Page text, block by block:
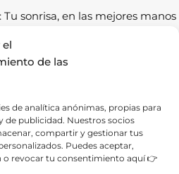
de las
de analítica anónimas, propias para
publicidad. Nuestros socios
compartir y gestionar tus
Puedes aceptar,
o revocar tu consentimiento aquí 👉
sonrisa, en las mejores manos
guía completa con
representan una oportunidad de
La Mejor Opción para
una empresa de alquiler de